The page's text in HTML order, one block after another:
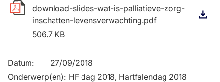
download-slides-wat-is-palliatieve-zorg-
inschatten-levensverwachting.pdf
506.7 KB
Datum:
27/09/2018
Onderwerp(en): HF dag 2018, Hartfalendag 2018